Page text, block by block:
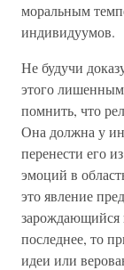
моральным
индивидуумов.
Не будучи
этого
помнить, что
Она должна у
перенести его
эмоций в
это явление
зарождающийся
последнее, то
идеи или